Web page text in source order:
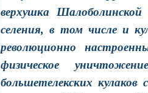
верхушка
селения, в том числе и
революционно
физическое
большетелекских